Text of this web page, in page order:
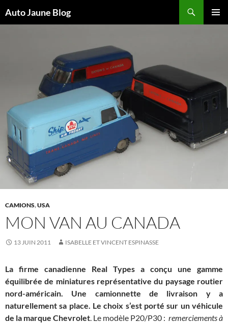
Auto Jaune Blog
CAMIONS,USA
MON VAN AU CANADA
13 JUIN 2011 ISABELLE ET VINCENT ESPINASSE
La firme canadienne Real Types a conçu une gamme
équilibrée de miniatures représentative du paysage routier
nord-américain. Une camionnette de livraison y a
naturellement sa place. Le choix s’est porté sur un véhicule
de la marque Chevrolet . Le modèle P20/P30 : remerciements à